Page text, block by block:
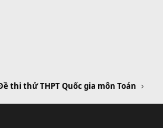
thi thử THPT Quốc gia môn Toán